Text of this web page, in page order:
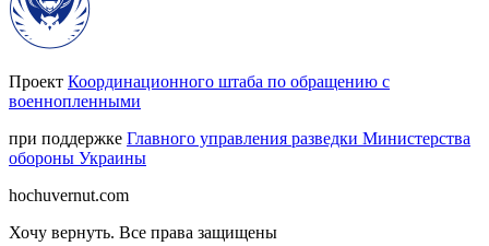
Проект Координационного штаба по обращению с
военнопленными
при поддержке Главного управления разведки Министерства
обороны Украины
hochuvernut.com
Хочу вернуть. Все права защищены